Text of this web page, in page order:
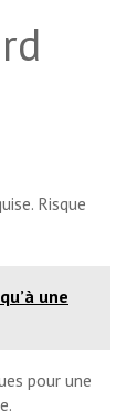
Risque
une
pour une